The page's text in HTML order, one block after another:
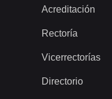
Acreditación
Rectoría
Vicerrectorías
Directorio